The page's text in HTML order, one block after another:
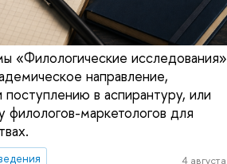
«Филологические исследования»
направление,
в аспирантуру, или
филологов-маркетологов для
4 августа